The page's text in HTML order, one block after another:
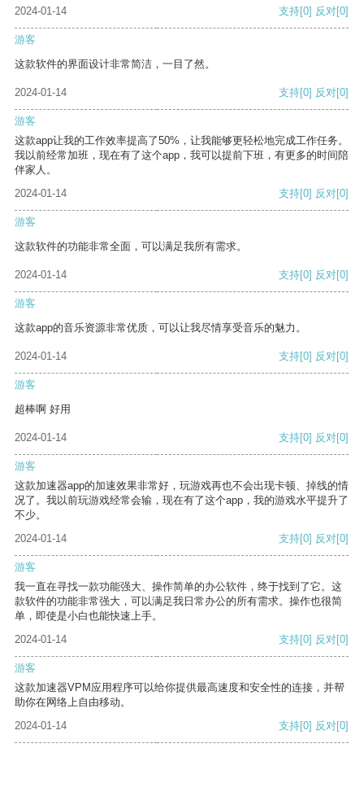
2024-01-14 支持[0] 反对[0]
游客
这款软件的界面设计非常简洁，一目了然。
2024-01-14 支持[0] 反对[0]
游客
这款app让我的工作效率提高了50%，让我能够更轻松地完成工作任务。
我以前经常加班，现在有了这个app，我可以提前下班，有更多的时间陪
伴家人。
2024-01-14
支持[0] 反对[0]
游客
这款软件的功能非常全面，可以满足我所有需求。
2024-01-14 支持[0] 反对[0]
游客
这款app的音乐资源非常优质，可以让我尽情享受音乐的魅力。
2024-01-14 支持[0] 反对[0]
游客
超棒啊 好用
2024-01-14 支持[0] 反对[0]
游客
这款加速器app的加速效果非常好，玩游戏再也不会出现卡顿、掉线的情
况了。我以前玩游戏经常会输，现在有了这个app，我的游戏水平提升了
不少。
2024-01-14
支持[0] 反对[0]
游客
我一直在寻找一款功能强大、操作简单的办公软件，终于找到了它。这
款软件的功能非常强大，可以满足我日常办公的所有需求。操作也很简
单，即使是小白也能快速上手。
2024-01-14
支持[0] 反对[0]
游客
这款加速器VPM应用程序可以给你提供最高速度和安全性的连接，并帮
助你在网络上自由移动。
2024-01-14
支持[0] 反对[0]